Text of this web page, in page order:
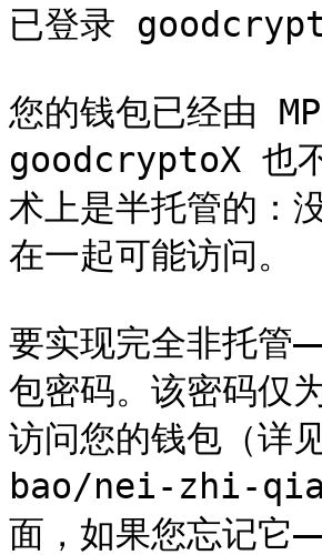
已登录
您的钱包已经由
goodcryptoX 也不
术上是半托管的：
在一起可能访问。
要实现完全非托管
包密码。该密码仅
访问您的钱包（
bao/nei-zhi-
面，如果您忘记它